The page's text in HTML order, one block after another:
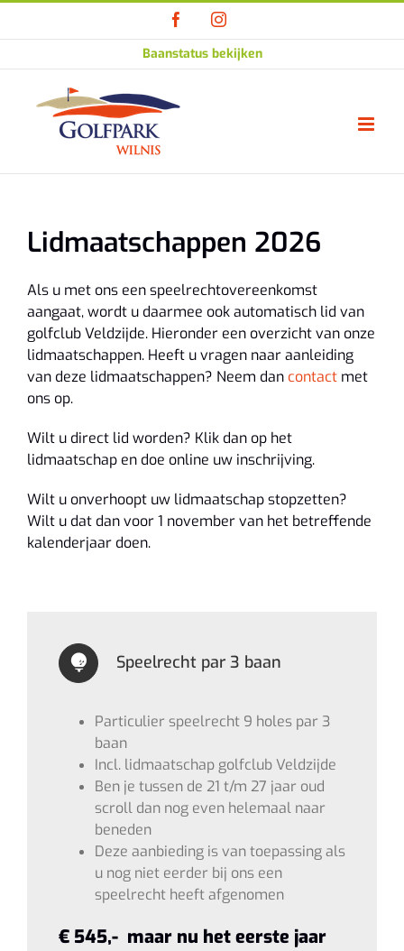
FacebookInstagram
Baanstatus bekijken
Lidmaatschappen 2026
Als u met ons een speelrechtovereenkomst
aangaat, wordt u daarmee ook automatisch lid van
golfclub Veldzijde. Hieronder een overzicht van onze
lidmaatschappen. Heeft u vragen naar aanleiding
van deze lidmaatschappen? Neem dan contact met
ons op.
Wilt u direct lid worden? Klik dan op het
lidmaatschap en doe online uw inschrijving.
Wilt u onverhoopt uw lidmaatschap stopzetten?
Wilt u dat dan voor 1 november van het betreffende
kalenderjaar doen.
Speelrecht par 3 baan
Particulier speelrecht 9 holes par 3
baan
Incl. lidmaatschap golfclub Veldzijde
Ben je tussen de 21 t/m 27 jaar oud
scroll dan nog even helemaal naar
beneden
Deze aanbieding is van toepassing als
u nog niet eerder bij ons een
speelrecht heeft afgenomen
€ 545,- maar nu het eerste jaar